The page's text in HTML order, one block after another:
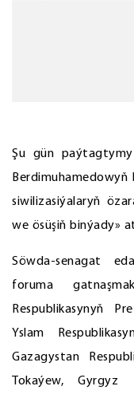
Şu gün
siwilizasiýalaryň
we ösüşiň binýady»
Söwda-senagat
foruma
Respublikasynyň
Yslam
Gazagystan
Tokaýew, Gyrgyz